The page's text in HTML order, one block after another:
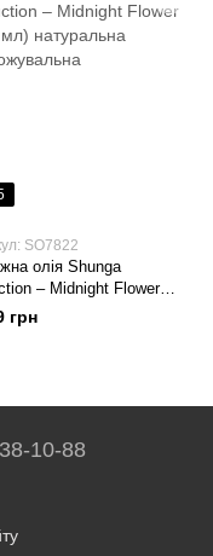
SO7822
олія Shunga
– Midnight Flower
натуральна
грн
10-88